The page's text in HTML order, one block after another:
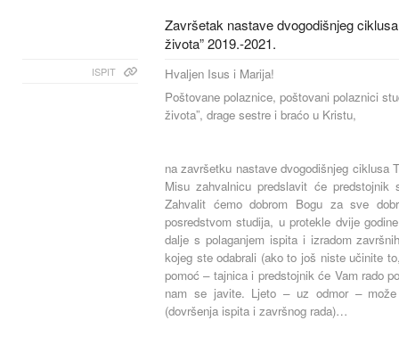
Završetak nastave dvogodišnjeg
života” 2019.-2021.
ISPIT
Hvaljen Isus i Marija!
Poštovane polaznice, poštovani polaznici
života”, drage sestre
na završetku nastave dvogodišnjeg ciklusa
Misu zahvalnicu predslavit će
Zahvalit ćemo dobrom Bogu za sve
posredstvom studija, u protekle dvije
dalje s polaganjem ispita i izradom
kojeg ste odabrali (ako to još niste učinite
pomoć – tajnica i predstojnik će Vam rado
nam se javite. Ljeto – uz odmor –
(dovršenja ispita i završnog rada)…